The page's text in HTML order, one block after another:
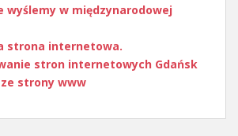
wyślemy w międzynarodowej
strona internetowa.
stron internetowych Gdańsk
strony www